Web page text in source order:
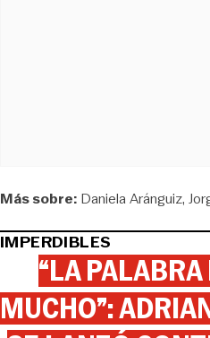
Más sobre: Daniela Aránguiz
IMPERDIBLES
“LA
MUCHO”: